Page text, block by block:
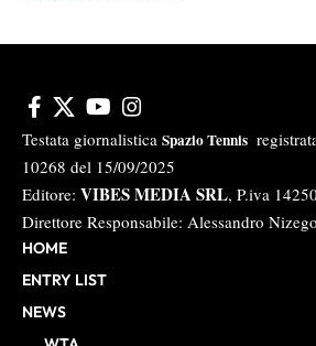
Testata giornalistica Spazio Tennis
10268 del 15/09/2025
Editore: VIBES MEDIA SRL, P.iva
Direttore Responsabile: Alessandro
HOME
ENTRY LIST
NEWS